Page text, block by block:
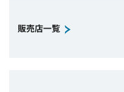
販売店一覧